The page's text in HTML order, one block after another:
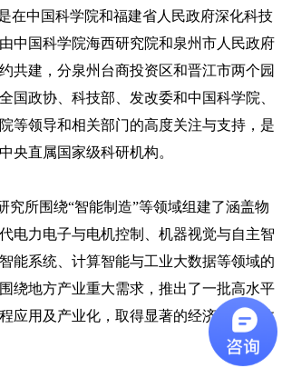
在中国科学院和福建省人民政府深化科技
中国科学院海西研究院和泉州市人民政府
共建，分泉州台商投资区和晋江市两个园
国政协、科技部、发改委和中国科学院、
等领导和相关部门的高度关注与支持，是
央直属国家级科研机构。
所围绕“智能制造”等领域组建了涵盖物
电力电子与电机控制、机器视觉与自主智
能系统、计算智能与工业大数据等领域的
绕地方产业重大需求，推出了一批高水平
应用及产业化，取得显著的经济和社会效